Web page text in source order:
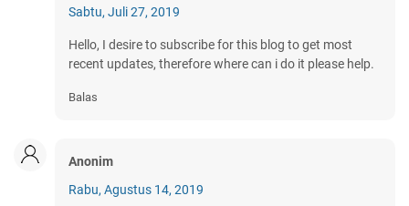
Sabtu, Juli 27, 2019
Hello, I desire to subscribe for this blog to get most
recent updates, therefore where can i do it please help.
Balas
Anonim
Rabu, Agustus 14, 2019